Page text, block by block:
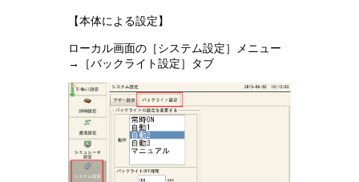
【本体による設定】
ローカル画面の［システム設定］メニュー
→［バックライト設定］タブ